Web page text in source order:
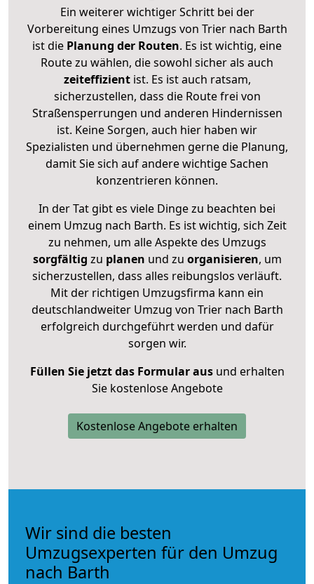
Ein weiterer wichtiger Schritt bei der
Vorbereitung eines Umzugs von Trier nach Barth
ist die Planung der Routen. Es ist wichtig, eine
Route zu wählen, die sowohl sicher als auch
zeiteffizientist. Es ist auch ratsam,
sicherzustellen, dass die Route frei von
Straßensperrungen und anderen Hindernissen
ist. Keine Sorgen, auch hier haben wir
Spezialisten und übernehmen gerne die Planung,
damit Sie sich auf andere wichtige Sachen
konzentrieren können.
In der Tat gibt es viele Dinge zu beachten bei
einem Umzug nach Barth. Es ist wichtig, sich Zeit
zu nehmen, um alle Aspekte des Umzugs
sorgfältig zu planen und zu organisieren, um
sicherzustellen, dass alles reibungslos verläuft.
Mit der richtigen Umzugsfirma kann ein
deutschlandweiter Umzug von Trier nach Barth
erfolgreich durchgeführt werden und dafür
sorgen wir.
Füllen Sie jetzt das Formular ausund erhalten
Sie kostenlose Angebote
Kostenlose Angebote erhalten
Wir sind die besten
Umzugsexperten für den Umzug
nach Barth